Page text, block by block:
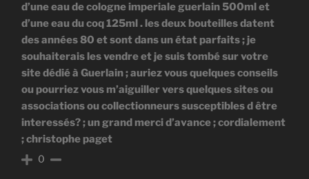
d’une eau de cologne imperiale guerlain 500ml et
d’une eau du coq 125ml . les deux bouteilles datent
des années 80 et sont dans un état parfaits ; je
souhaiterais les vendre et je suis tombé sur votre
site dédié à Guerlain ; auriez vous quelques conseils
ou pourriez vous m’aiguiller vers quelques sites ou
associations ou collectionneurs susceptibles d être
interessés? ; un grand merci d’avance ; cordialement
; christophe paget
0